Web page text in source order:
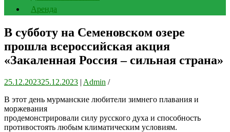
Аренда
В субботу на Семеновском озере
прошла всероссийская акция
«Закаленная Россия – сильная страна»
25.12.202325.12.2023 | Admin /
В этот день мурманские любители зимнего плавания и
моржевания
продемонстрировали силу русского духа и способность
противостоять любым климатическим условиям.